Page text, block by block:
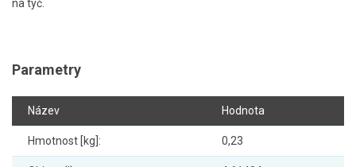
na tyč.
Parametry
Název Hodnota
Hmotnost [kg]: 0,23